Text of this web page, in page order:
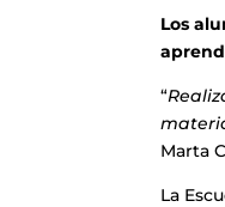
Los
“
Marta
La